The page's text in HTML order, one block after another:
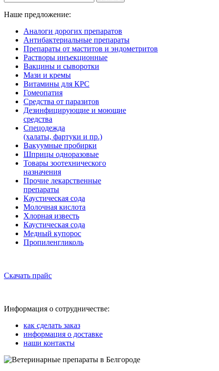
Наше предложение:
Аналоги дорогих препаратов
Антибактериальные препараты
Препараты от маститов и эндометритов
Растворы инъекционные
Вакцины и сыворотки
Мази и кремы
Витамины для КРС
Гомеопатия
Средства от паразитов
Дезинфицирующие и моющие
средства
Спецодежда
(халаты, фартуки и пр.)
Вакуумные пробирки
Шприцы одноразовые
Товары зоотехнического
назначения
Прочие лекарственные
препараты
Каустическая сода
Молочная кислота
Хлорная известь
Каустическая сода
Медный купорос
Пропиленгликоль
Скачать прайс
Информация о сотрудничестве:
как сделать заказ
информация о доставке
наши контакты